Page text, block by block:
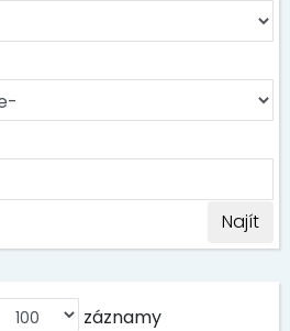
Najít
záznamy